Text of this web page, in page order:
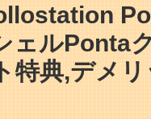
ェルPonta
特典,デメ